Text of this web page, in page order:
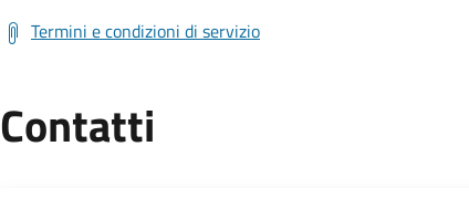
Termini e condizioni di servizio
Contatti